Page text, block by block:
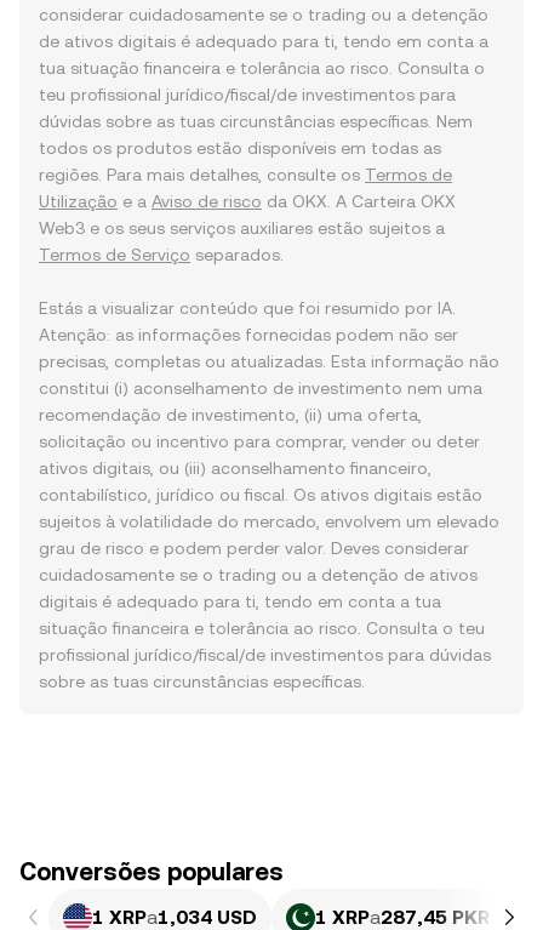
considerar cuidadosamente se o trading ou a detenção
de ativos digitais é adequado para ti, tendo em conta a
tua situação financeira e tolerância ao risco. Consulta o
teu profissional jurídico/fiscal/de investimentos para
dúvidas sobre as tuas circunstâncias específicas. Nem
todos os produtos estão disponíveis em todas as
regiões. Para mais detalhes, consulte os Termos de
Utilização e a Aviso de risco da OKX. A Carteira OKX
Web3 e os seus serviços auxiliares estão sujeitos a
Termos de Serviço separados.
Estás a visualizar conteúdo que foi resumido por IA.
Atenção: as informações fornecidas podem não ser
precisas, completas ou atualizadas. Esta informação não
constitui (i) aconselhamento de investimento nem uma
recomendação de investimento, (ii) uma oferta,
solicitação ou incentivo para comprar, vender ou deter
ativos digitais, ou (iii) aconselhamento financeiro,
contabilístico, jurídico ou fiscal. Os ativos digitais estão
sujeitos à volatilidade do mercado, envolvem um elevado
grau de risco e podem perder valor. Deves considerar
cuidadosamente se o trading ou a detenção de ativos
digitais é adequado para ti, tendo em conta a tua
situação financeira e tolerância ao risco. Consulta o teu
profissional jurídico/fiscal/de investimentos para dúvidas
sobre as tuas circunstâncias específicas.
Conversões populares
1 XRPa1,034 USD 1 XRPa287,45 PKR